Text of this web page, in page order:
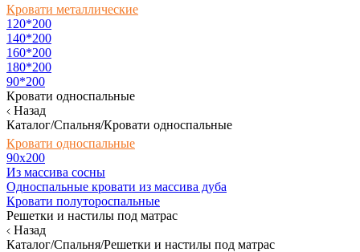
Кровати металлические
120*200
140*200
160*200
180*200
90*200
Кровати односпальные
Назад
Каталог/Спальня/Кровати односпальные
Кровати односпальные
90х200
Из массива сосны
Односпальные кровати из массива дуба
Кровати полутороспальные
Решетки и настилы под матрас
Назад
Каталог/Спальня/Решетки и настилы под матрас